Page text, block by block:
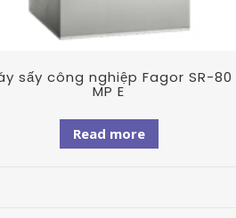
sấy công nghiệp Fagor SR-80
MP E
Read more